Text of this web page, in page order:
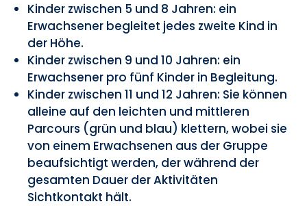
Kinder zwischen 5 und 8 Jahren: ein
Erwachsener begleitet jedes zweite Kind in
der Höhe.
Kinder zwischen 9 und 10 Jahren: ein
Erwachsener pro fünf Kinder in Begleitung.
Kinder zwischen 11 und 12 Jahren: Sie können
alleine auf den leichten und mittleren
Parcours (grün und blau) klettern, wobei sie
von einem Erwachsenen aus der Gruppe
beaufsichtigt werden, der während der
gesamten Dauer der Aktivitäten
Sichtkontakt hält.